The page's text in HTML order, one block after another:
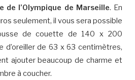
de l’Olympique de Marseille. En
seulement, il vous sera possible
de couette de 140 x 200
d’oreiller de 63 x 63 centimètres,
ajouter beaucoup de charme et
à coucher.